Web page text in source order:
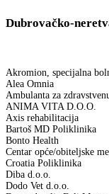
Dubrovačko-
Akromion, specijalna
Alea Omnia
Ambulanta za
ANIMA VITA D.O.O.
Axis rehabilitacija
Bartoš MD Poliklinika
Bonto Health
Centar opće/obiteljske
Croatia Poliklinika
Diba d.o.o.
Dodo Vet d.o.o.